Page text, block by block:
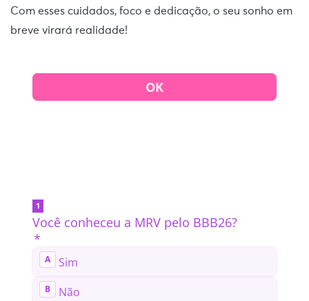
Com esses cuidados, foco e dedicação, o seu sonho em
breve virará realidade!